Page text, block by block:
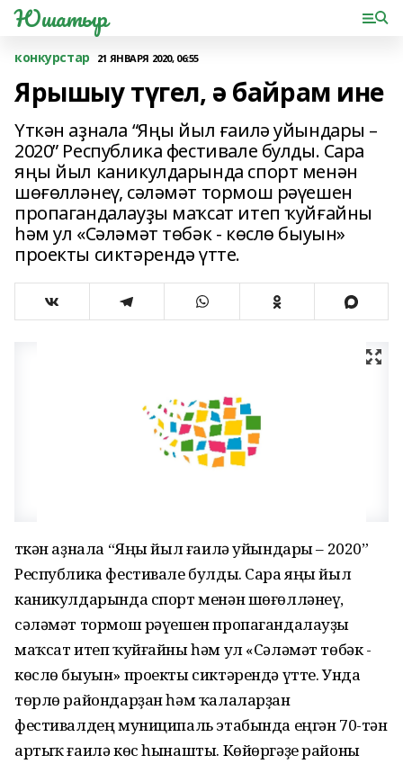
Юшатыр
конкурстар 21 ЯНВАРЯ 2020, 06:55
Ярышыу түгел, ә байрам ине
Үткән аҙнала “Яңы йыл ғаилә уйындары –
2020” Республика фестивале булды. Сара
яңы йыл каникулдарында спорт менән
шөғөлләнеү, сәләмәт тормош рәүешен
пропагандалауҙы маҡсат итеп ҡуйғайны
һәм ул «Сәләмәт төбәк - көслө быуын»
проекты сиктәрендә үтте.
Үткән аҙнала “Яңы йыл ғаилә уйындары – 2020”
Республика фестивале булды. Сара яңы йыл
каникулдарында спорт менән шөғөлләнеү,
сәләмәт тормош рәүешен пропагандалауҙы
маҡсат итеп ҡуйғайны һәм ул «Сәләмәт төбәк -
көслө быуын» проекты сиктәрендә үтте. Унда
төрлө райондарҙан һәм ҡалаларҙан
фестивалдең муниципаль этабында еңгән 70-тән
артыҡ ғаилә көс һынашты. Көйөргәҙе районы